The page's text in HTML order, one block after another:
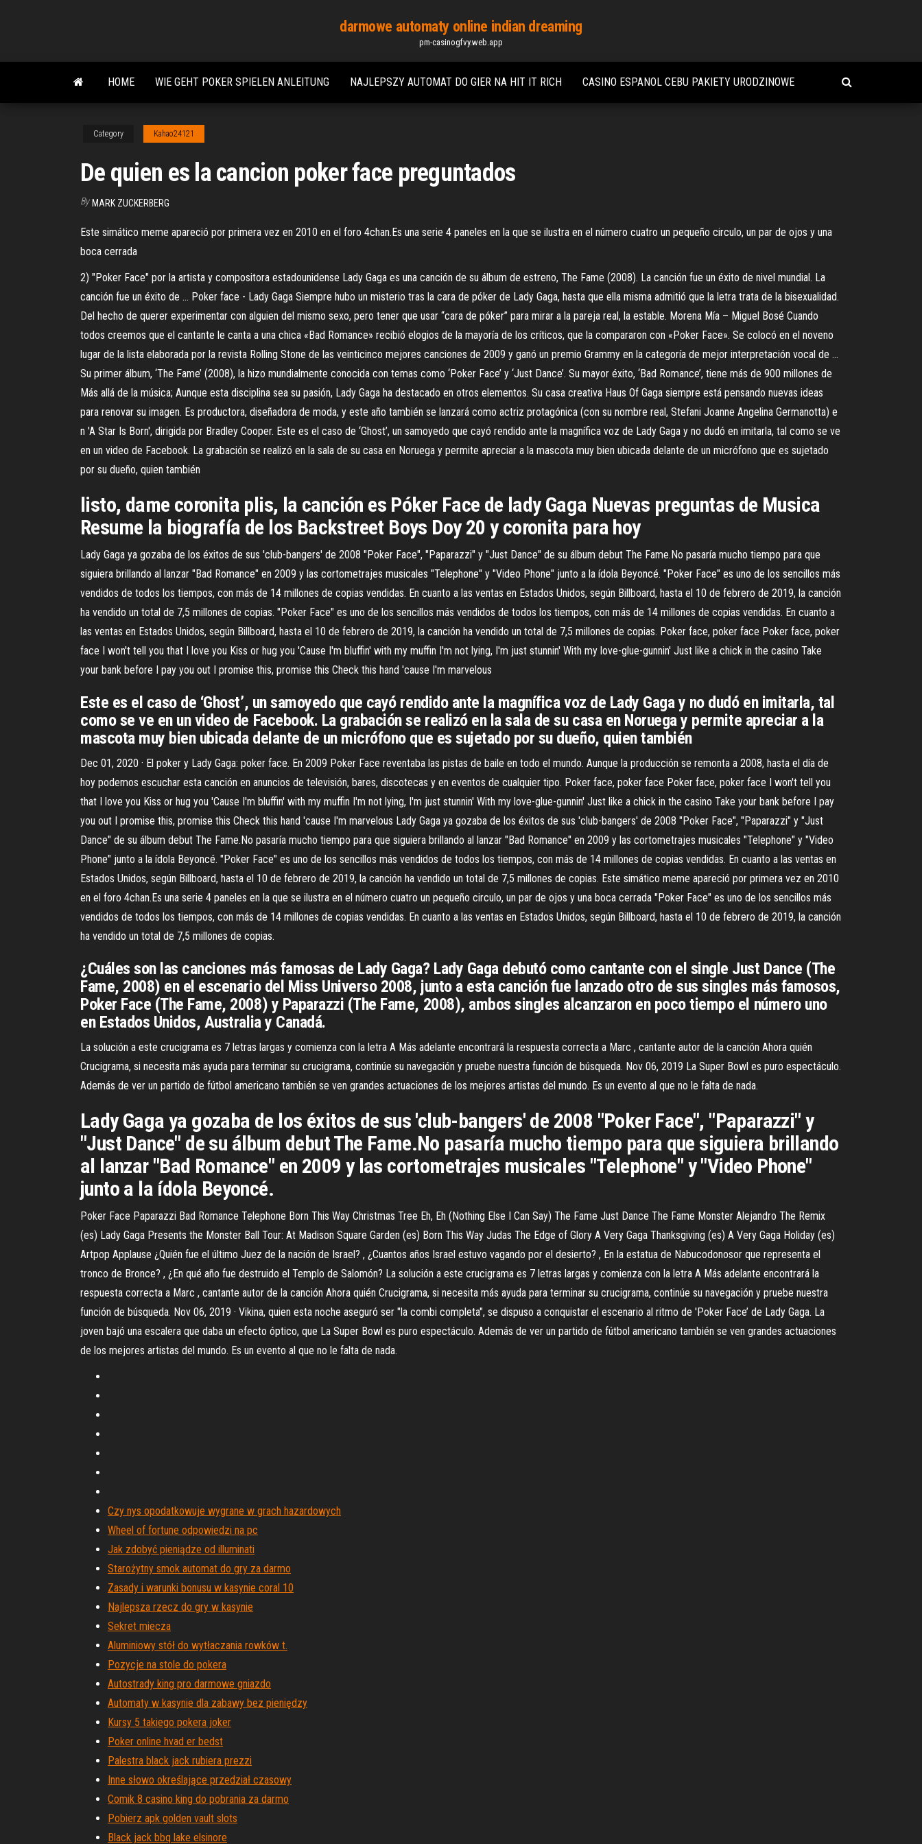
content
darmowe automaty online indian dreaming
pm-casinogfvy.web.app
HOME WIE GEHT POKER SPIELEN ANLEITUNG NAJLEPSZY AUTOMAT DO GIER NA HIT IT RICH CASINO ESPANOL CEBU PAKIETY URODZINOWE
Category Kahao24121
De quien es la cancion poker face preguntados
By MARK ZUCKERBERG
Este simático meme apareció por primera vez en 2010 en el foro 4chan.Es una serie 4 paneles en la que se ilustra en el número cuatro un pequeño circulo, un par de ojos y una
boca cerrada
2) "Poker Face" por la artista y compositora estadounidense Lady Gaga es una canción de su álbum de estreno, The Fame (2008). La canción fue un éxito de nivel mundial. La
canción fue un éxito de … Poker face - Lady Gaga Siempre hubo un misterio tras la cara de póker de Lady Gaga, hasta que ella misma admitió que la letra trata de la bisexualidad.
Del hecho de querer experimentar con alguien del mismo sexo, pero tener que usar “cara de póker” para mirar a la pareja real, la estable. Morena Mía – Miguel Bosé Cuando
todos creemos que el cantante le canta a una chica «Bad Romance» recibió elogios de la mayoría de los críticos, que la compararon con «Poker Face». Se colocó en el noveno
lugar de la lista elaborada por la revista Rolling Stone de las veinticinco mejores canciones de 2009 y ganó un premio Grammy en la categoría de mejor interpretación vocal de …
Su primer álbum, ‘The Fame’ (2008), la hizo mundialmente conocida con temas como ‘Poker Face’ y ‘Just Dance’. Su mayor éxito, ‘Bad Romance’, tiene más de 900 millones de
Más allá de la música; Aunque esta disciplina sea su pasión, Lady Gaga ha destacado en otros elementos. Su casa creativa Haus Of Gaga siempre está pensando nuevas ideas
para renovar su imagen. Es productora, diseñadora de moda, y este año también se lanzará como actriz protagónica (con su nombre real, Stefani Joanne Angelina Germanotta) e
n 'A Star Is Born', dirigida por Bradley Cooper. Este es el caso de ‘Ghost’, un samoyedo que cayó rendido ante la magnífica voz de Lady Gaga y no dudó en imitarla, tal como se ve
en un video de Facebook. La grabación se realizó en la sala de su casa en Noruega y permite apreciar a la mascota muy bien ubicada delante de un micrófono que es sujetado
por su dueño, quien también
listo, dame coronita plis, la canción es Póker Face de lady Gaga Nuevas preguntas de Musica
Resume la biografía de los Backstreet Boys Doy 20 y coronita para hoy
Lady Gaga ya gozaba de los éxitos de sus 'club-bangers' de 2008 "Poker Face", "Paparazzi" y "Just Dance" de su álbum debut The Fame.No pasaría mucho tiempo para que
siguiera brillando al lanzar "Bad Romance" en 2009 y las cortometrajes musicales "Telephone" y "Video Phone" junto a la ídola Beyoncé. "Poker Face" es uno de los sencillos más
vendidos de todos los tiempos, con más de 14 millones de copias vendidas. En cuanto a las ventas en Estados Unidos, según Billboard, hasta el 10 de febrero de 2019, la canción
ha vendido un total de 7,5 millones de copias. "Poker Face" es uno de los sencillos más vendidos de todos los tiempos, con más de 14 millones de copias vendidas. En cuanto a
las ventas en Estados Unidos, según Billboard, hasta el 10 de febrero de 2019, la canción ha vendido un total de 7,5 millones de copias. Poker face, poker face Poker face, poker
face I won't tell you that I love you Kiss or hug you 'Cause I'm bluffin' with my muffin I'm not lying, I'm just stunnin' With my love-glue-gunnin' Just like a chick in the casino Take
your bank before I pay you out I promise this, promise this Check this hand 'cause I'm marvelous
Este es el caso de ‘Ghost’, un samoyedo que cayó rendido ante la magnífica voz de Lady Gaga y no dudó en imitarla, tal
como se ve en un video de Facebook. La grabación se realizó en la sala de su casa en Noruega y permite apreciar a la
mascota muy bien ubicada delante de un micrófono que es sujetado por su dueño, quien también
Dec 01, 2020 · El poker y Lady Gaga: poker face. En 2009 Poker Face reventaba las pistas de baile en todo el mundo. Aunque la producción se remonta a 2008, hasta el día de
hoy podemos escuchar esta canción en anuncios de televisión, bares, discotecas y en eventos de cualquier tipo. Poker face, poker face Poker face, poker face I won't tell you
that I love you Kiss or hug you 'Cause I'm bluffin' with my muffin I'm not lying, I'm just stunnin' With my love-glue-gunnin' Just like a chick in the casino Take your bank before I pay
you out I promise this, promise this Check this hand 'cause I'm marvelous Lady Gaga ya gozaba de los éxitos de sus 'club-bangers' de 2008 "Poker Face", "Paparazzi" y "Just
Dance" de su álbum debut The Fame.No pasaría mucho tiempo para que siguiera brillando al lanzar "Bad Romance" en 2009 y las cortometrajes musicales "Telephone" y "Video
Phone" junto a la ídola Beyoncé. "Poker Face" es uno de los sencillos más vendidos de todos los tiempos, con más de 14 millones de copias vendidas. En cuanto a las ventas en
Estados Unidos, según Billboard, hasta el 10 de febrero de 2019, la canción ha vendido un total de 7,5 millones de copias. Este simático meme apareció por primera vez en 2010
en el foro 4chan.Es una serie 4 paneles en la que se ilustra en el número cuatro un pequeño circulo, un par de ojos y una boca cerrada "Poker Face" es uno de los sencillos más
vendidos de todos los tiempos, con más de 14 millones de copias vendidas. En cuanto a las ventas en Estados Unidos, según Billboard, hasta el 10 de febrero de 2019, la canción
ha vendido un total de 7,5 millones de copias.
¿Cuáles son las canciones más famosas de Lady Gaga? Lady Gaga debutó como cantante con el single Just Dance (The
Fame, 2008) en el escenario del Miss Universo 2008, junto a esta canción fue lanzado otro de sus singles más famosos,
Poker Face (The Fame, 2008) y Paparazzi (The Fame, 2008), ambos singles alcanzaron en poco tiempo el número uno
en Estados Unidos, Australia y Canadá.
La solución a este crucigrama es 7 letras largas y comienza con la letra A Más adelante encontrará la respuesta correcta a Marc , cantante autor de la canción Ahora quién
Crucigrama, si necesita más ayuda para terminar su crucigrama, continúe su navegación y pruebe nuestra función de búsqueda. Nov 06, 2019 La Super Bowl es puro espectáculo.
Además de ver un partido de fútbol americano también se ven grandes actuaciones de los mejores artistas del mundo. Es un evento al que no le falta de nada.
Lady Gaga ya gozaba de los éxitos de sus 'club-bangers' de 2008 "Poker Face", "Paparazzi" y
"Just Dance" de su álbum debut The Fame.No pasaría mucho tiempo para que siguiera brillando
al lanzar "Bad Romance" en 2009 y las cortometrajes musicales "Telephone" y "Video Phone"
junto a la ídola Beyoncé.
Poker Face Paparazzi Bad Romance Telephone Born This Way Christmas Tree Eh, Eh (Nothing Else I Can Say) The Fame Just Dance The Fame Monster Alejandro The Remix
(es) Lady Gaga Presents the Monster Ball Tour: At Madison Square Garden (es) Born This Way Judas The Edge of Glory A Very Gaga Thanksgiving (es) A Very Gaga Holiday (es)
Artpop Applause ¿Quién fue el último Juez de la nación de Israel? , ¿Cuantos años Israel estuvo vagando por el desierto? , En la estatua de Nabucodonosor que representa el
tronco de Bronce? , ¿En qué año fue destruido el Templo de Salomón? La solución a este crucigrama es 7 letras largas y comienza con la letra A Más adelante encontrará la
respuesta correcta a Marc , cantante autor de la canción Ahora quién Crucigrama, si necesita más ayuda para terminar su crucigrama, continúe su navegación y pruebe nuestra
función de búsqueda. Nov 06, 2019 · Vikina, quien esta noche aseguró ser "la combi completa", se dispuso a conquistar el escenario al ritmo de 'Poker Face’ de Lady Gaga. La
joven bajó una escalera que daba un efecto óptico, que La Super Bowl es puro espectáculo. Además de ver un partido de fútbol americano también se ven grandes actuaciones
de los mejores artistas del mundo. Es un evento al que no le falta de nada.
Czy nys opodatkowuje wygrane w grach hazardowych
Wheel of fortune odpowiedzi na pc
Jak zdobyć pieniądze od illuminati
Starożytny smok automat do gry za darmo
Zasady i warunki bonusu w kasynie coral 10
Najlepsza rzecz do gry w kasynie
Sekret miecza
Aluminiowy stół do wytłaczania rowków t.
Pozycje na stole do pokera
Autostrady king pro darmowe gniazdo
Automaty w kasynie dla zabawy bez pieniędzy
Kursy 5 takiego pokera joker
Poker online hvad er bedst
Palestra black jack rubiera prezzi
Inne słowo określające przedział czasowy
Comik 8 casino king do pobrania za darmo
Pobierz apk golden vault slots
Black jack bbq lake elsinore